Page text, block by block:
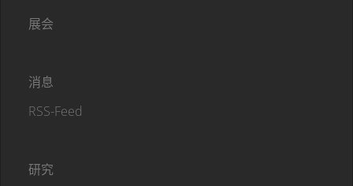
展会
消息
RSS-Feed
研究